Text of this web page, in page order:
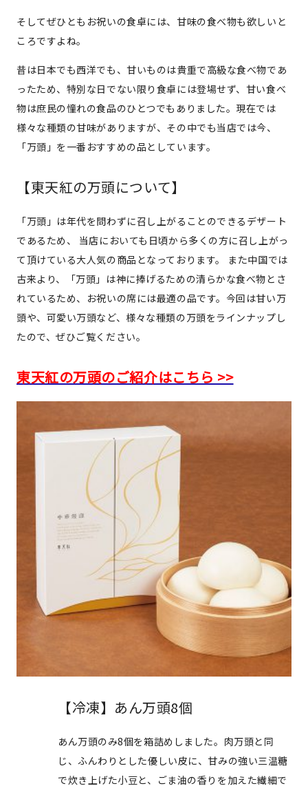
そしてぜひともお祝いの食卓には、甘味の食べ物も欲しいと
ころですよね。
昔は日本でも西洋でも、甘いものは貴重で高級な食べ物であ
ったため、特別な日でない限り食卓には登場せず、甘い食べ
物は庶民の憧れの食品のひとつでもありました。現在では
様々な種類の甘味がありますが、その中でも当店では今、
「万頭」を一番おすすめの品としています。
【東天紅の万頭について】
「万頭」は年代を問わずに召し上がることのできるデザート
であるため、 当店においても日頃から多くの方に召し上がっ
て頂けている大人気の商品となっております。 また中国では
古来より、「万頭」は神に捧げるための清らかな食べ物とさ
れているため、お祝いの席には最適の品です。今回は甘い万
頭や、可愛い万頭など、様々な種類の万頭をラインナップし
たので、ぜひご覧ください。
東天紅の万頭のご紹介はこちら >>
【冷凍】あん万頭8個
あん万頭のみ8個を箱詰めしました。肉万頭と同
じ、ふんわりとした優しい皮に、甘みの強い三温糖
で炊き上げた小豆と、ごま油の香りを加えた繊細で